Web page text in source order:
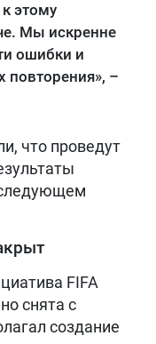
этому
Мы искренне
ошибки и
повторения», –
что проведут
FIFA
снята с
создание